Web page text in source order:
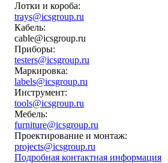
Лотки и короба:
trays@icsgroup.ru
Кабель:
cable@icsgroup.ru
Приборы:
testers@icsgroup.ru
Маркировка:
labels@icsgroup.ru
Инструмент:
tools@icsgroup.ru
Мебель:
furniture@icsgroup.ru
Проектирование и монтаж:
projects@icsgroup.ru
Подробная контактная информация